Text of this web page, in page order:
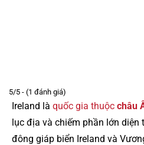
5/5 - (1 đánh giá)
Ireland là quốc gia thuộc châu
lục địa và chiếm phần lớn diện
đông giáp biển Ireland và